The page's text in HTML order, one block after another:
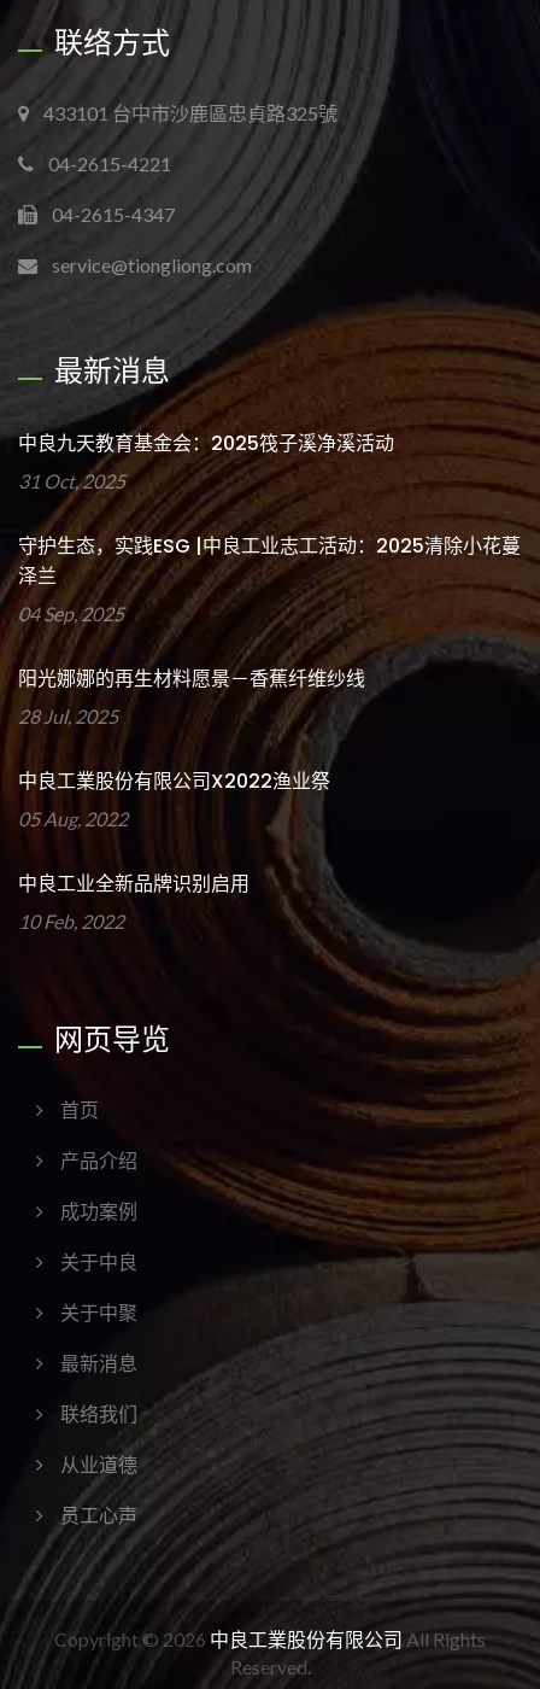
联络方式
433101 台中市沙鹿區忠貞路325號
04-2615-4221
04-2615-4347
service@tiongliong.com
最新消息
中良九天教育基金会：2025筏子溪净溪活动
31 Oct, 2025
守护生态，实践ESG |中良工业志工活动：2025清除小花蔓
泽兰
04 Sep, 2025
阳光娜娜的再生材料愿景－香蕉纤维纱线
28 Jul, 2025
中良工業股份有限公司x2022渔业祭
05 Aug, 2022
中良工业全新品牌识别启用
10 Feb, 2022
网页导览
首页
产品介绍
成功案例
关于中良
关于中聚
最新消息
联络我们
从业道德
员工心声
Copyright © 2026 中良工業股份有限公司 All Rights
Reserved.